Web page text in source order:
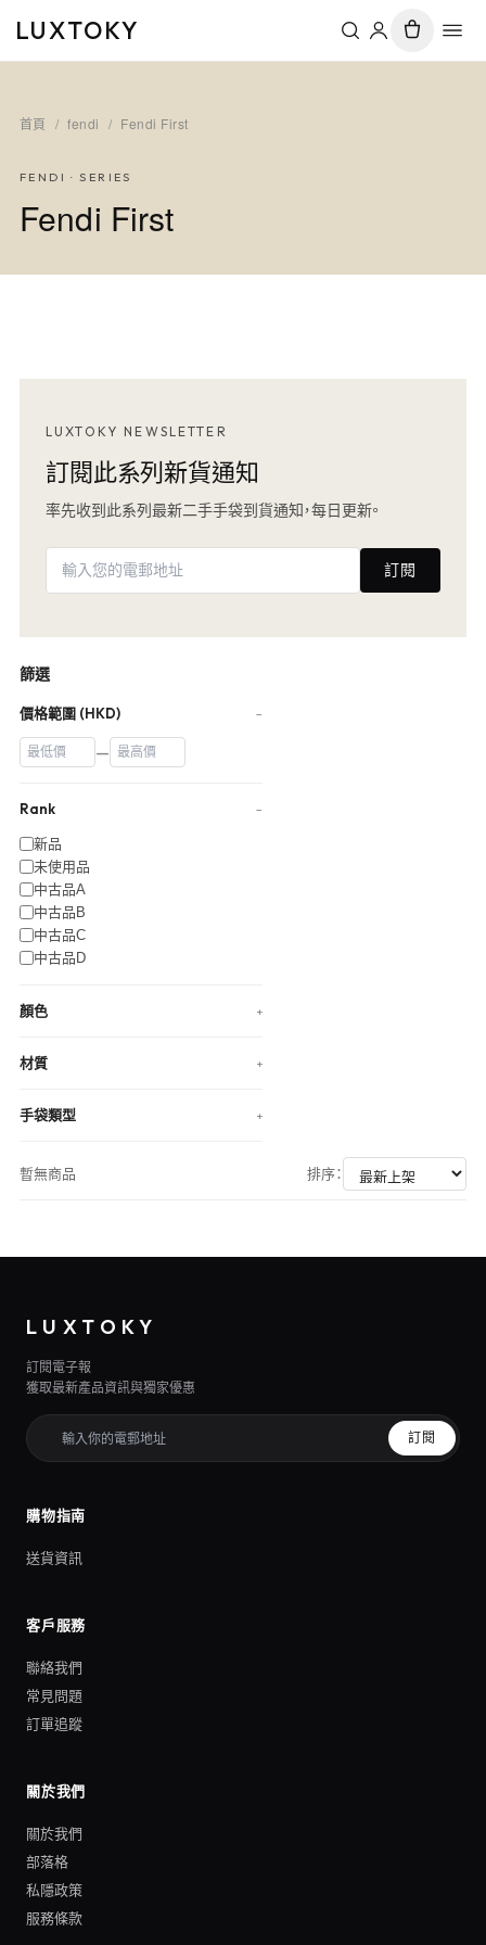
LUXTOKY
首頁 / fendi / Fendi First
FENDI · SERIES
Fendi First
LUXTOKY NEWSLETTER
訂閱此系列新貨通知
率先收到此系列最新二手手袋到貨通知，每日更新。
訂閱
篩選
價格範圍 (HKD) −
—
Rank −
新品
未使用品
中古品A
中古品B
中古品C
中古品D
顏色 +
材質 +
手袋類型 +
暫無商品 排序：
LUXTOKY
訂閱電子報
獲取最新產品資訊與獨家優惠
訂閱
購物指南
送貨資訊
客戶服務
聯絡我們
常見問題
訂單追蹤
關於我們
關於我們
部落格
私隱政策
服務條款